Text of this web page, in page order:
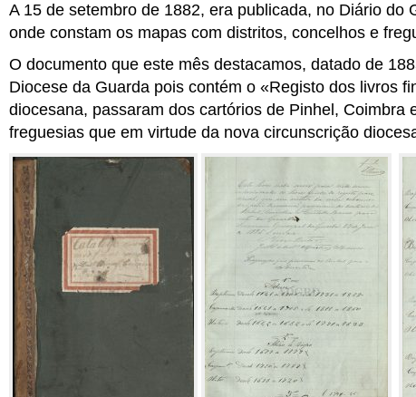
A 15 de setembro de 1882, era publicada, no Diário
onde constam os mapas com distritos, concelhos e
O documento que este mês destacamos, datado de
Diocese da Guarda pois contém o «Registo dos livros
diocesana, passaram dos cartórios de Pinhel,
freguesias que em virtude da nova circunscrição